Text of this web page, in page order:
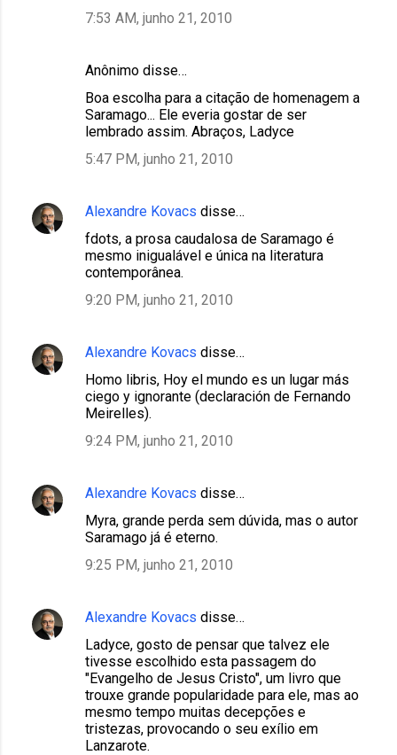
7:53 AM, junho 21, 2010
Anônimo disse…
Boa escolha para a citação de homenagem a
Saramago... Ele everia gostar de ser
lembrado assim. Abraços, Ladyce
5:47 PM, junho 21, 2010
Alexandre Kovacs disse…
fdots, a prosa caudalosa de Saramago é
mesmo inigualável e única na literatura
contemporânea.
9:20 PM, junho 21, 2010
Alexandre Kovacs disse…
Homo libris, Hoy el mundo es un lugar más
ciego y ignorante (declaración de Fernando
Meirelles).
9:24 PM, junho 21, 2010
Alexandre Kovacs disse…
Myra, grande perda sem dúvida, mas o autor
Saramago já é eterno.
9:25 PM, junho 21, 2010
Alexandre Kovacs disse…
Ladyce, gosto de pensar que talvez ele
tivesse escolhido esta passagem do
"Evangelho de Jesus Cristo", um livro que
trouxe grande popularidade para ele, mas ao
mesmo tempo muitas decepções e
tristezas, provocando o seu exílio em
Lanzarote.